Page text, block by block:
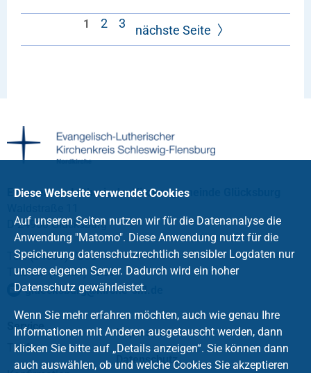
1 2 3 nächste Seite
Evangelisch-Lutherische Kirchengemeinde Glücksburg
D-24960 Glücksburg
Tel.: (04631) 7865
Telefax: (04631) 4256
gluecksburg@kirche-slfl
Service
Taufe
Impressum
Datenschutz
Diese Webseite verwendet Cookies
Auf unseren Seiten nutzen wir für die Datenanalyse die
Anwendung "Matomo". Diese Anwendung nutzt für die
Speicherung datenschutzrechtlich sensibler Logdaten nur
unsere eigenen Server. Dadurch wird ein hoher
Datenschutz gewährleistet.
Wenn Sie mehr erfahren möchten, auch wie genau Ihre
Informationen mit Anderen ausgetauscht werden, dann
klicken Sie bitte auf „Details anzeigen“. Sie können dann
auch auswählen, ob und welche Cookies Sie akzeptieren